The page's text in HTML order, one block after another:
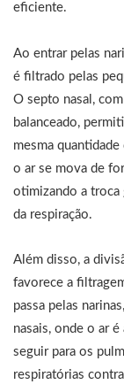
eficiente.
Ao entrar pelas
é filtrado pelas
O septo nasal,
balanceado,
mesma
o ar se mova de
otimizando a troca
da respiração.
Além disso, a
favorece a
passa pelas
nasais, onde o ar
seguir para os
respiratórias